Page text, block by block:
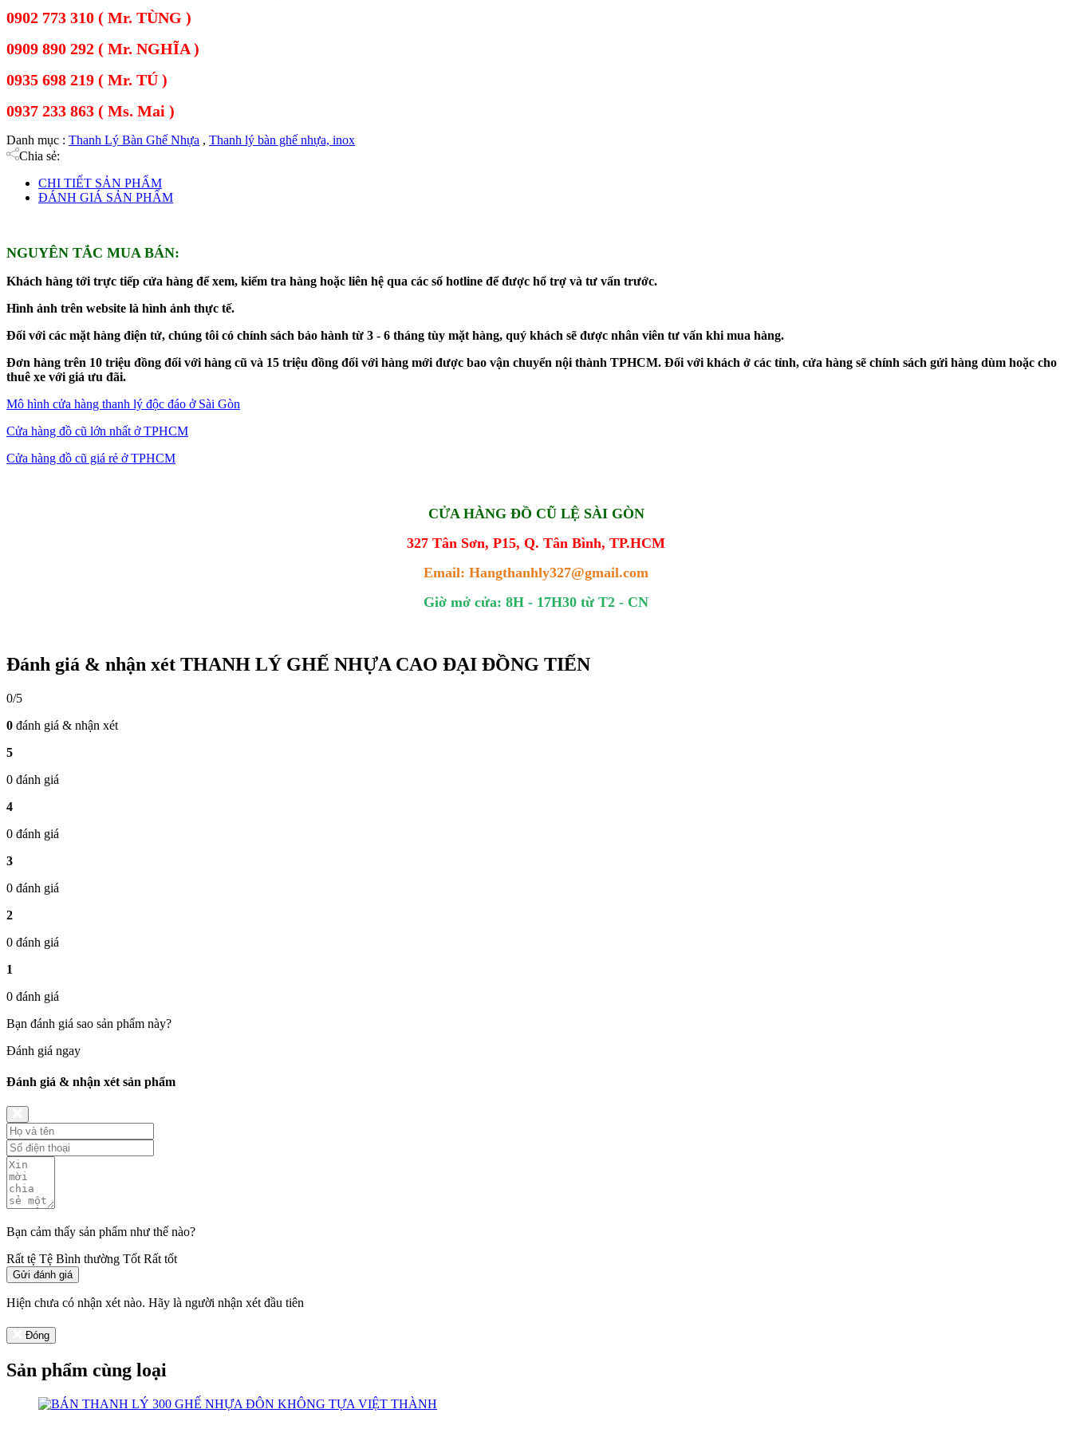
0902 773 310 ( Mr. TÙNG )
0909 890 292 ( Mr. NGHĨA )
0935 698 219 ( Mr. TÚ )
0937 233 863 ( Ms. Mai )
Danh mục : Thanh Lý Bàn Ghế Nhựa , Thanh lý bàn ghế nhựa, inox
Chia sẻ:
CHI TIẾT SẢN PHẨM
ĐÁNH GIÁ SẢN PHẨM
NGUYÊN TẮC MUA BÁN:
Khách hàng tới trực tiếp cửa hàng để xem, kiểm tra hàng hoặc liên hệ qua các số hotline để được hổ trợ và tư vấn trước.
Hình ảnh trên website là hình ảnh thực tế.
Đối với các mặt hàng điện tử, chúng tôi có chính sách bảo hành từ 3 - 6 tháng tùy mặt hàng, quý khách sẽ được nhân viên tư vấn khi mua hàng.
Đơn hàng trên 10 triệu đồng đối với hàng cũ và 15 triệu đồng đối với hàng mới được bao vận chuyển nội thành TPHCM. Đối với khách ở các tỉnh, cửa hàng sẽ chính sách gửi hàng dùm hoặc cho
thuê xe với giá ưu đãi.
Mô hình cửa hàng thanh lý độc đáo ở Sài Gòn
Cửa hàng đồ cũ lớn nhất ở TPHCM
Cửa hàng đồ cũ giá rẻ ở TPHCM
CỬA HÀNG ĐỒ CŨ LỆ SÀI GÒN
327 Tân Sơn, P15, Q. Tân Bình, TP.HCM
Email: Hangthanhly327@gmail.com
Giờ mở cửa: 8H - 17H30 từ T2 - CN
Đánh giá & nhận xét THANH LÝ GHẾ NHỰA CAO ĐẠI ĐỒNG TIẾN
0/5
0 đánh giá & nhận xét
5
0 đánh giá
4
0 đánh giá
3
0 đánh giá
2
0 đánh giá
1
0 đánh giá
Bạn đánh giá sao sản phẩm này?
Đánh giá ngay
Đánh giá & nhận xét sản phẩm
Bạn cảm thấy sản phẩm như thế nào?
Rất tệ Tệ Bình thường Tốt Rất tốt
Gửi đánh giá
Hiện chưa có nhận xét nào. Hãy là người nhận xét đầu tiên
Đóng
Sản phẩm cùng loại